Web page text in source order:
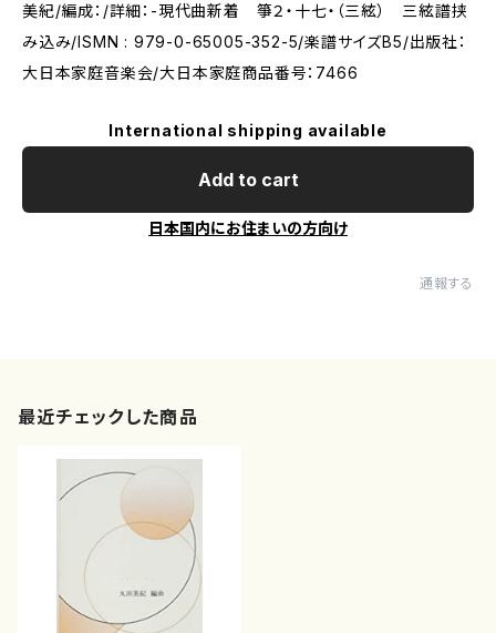
美紀/編成：/詳細：-現代曲新着 箏２・十七・（三絃） 三絃譜挟
み込み/ISMN : 979-0-65005-352-5/楽譜サイズB5/出版社：
大日本家庭音楽会/大日本家庭商品番号：7466
International shipping available
Add to cart
日本国内にお住まいの方向け
通報する
最近チェックした商品